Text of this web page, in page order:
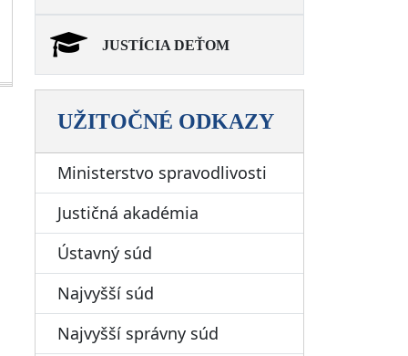
JUSTÍCIA DEŤOM
UŽITOČNÉ ODKAZY
Ministerstvo spravodlivosti
Justičná akadémia
Ústavný súd
Najvyšší súd
Najvyšší správny súd